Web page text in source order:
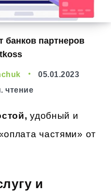
банков партнеров
05.01.2023
чтение
удобный и
частями» от
и